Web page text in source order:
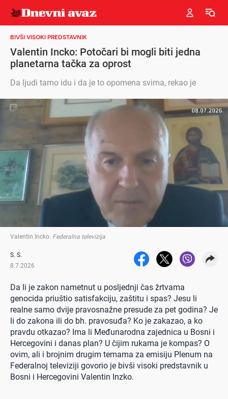
BIVŠI VISOKI PREDSTAVNIK
Valentin Incko: Potočari bi mogli biti jedna
planetarna tačka za oprost
Da ljudi tamo idu i da je to opomena svima, rekao je
Valentin Incko. Federalna televizija
S. S.
8.7.2026
Da li je zakon nametnut u posljednji čas žrtvama
genocida priuštio satisfakciju, zaštitu i spas? Jesu li
realne samo dvije pravosnažne presude za pet godina? Je
li do zakona ili do bh. pravosuđa? Ko je zakazao, a ko
pravdu otkazao? Ima li Međunarodna zajednica u Bosni i
Hercegovini i danas plan? U čijim rukama je kompas? O
ovim, ali i brojnim drugim temama za emisiju Plenum na
Federalnoj televiziji govorio je bivši visoki predstavnik u
Bosni i Hercegovini Valentin Inzko.